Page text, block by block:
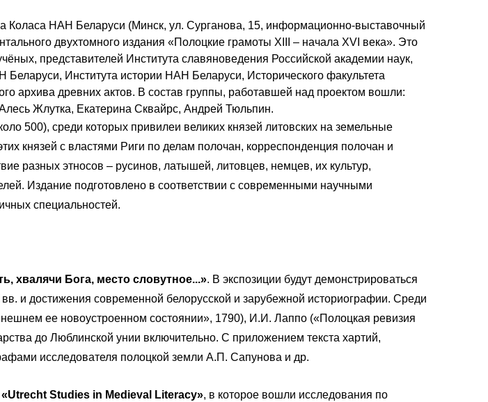
Коласа НАН Беларуси (Минск, ул. Сурганова, 15, информационно-выставочный
двухтомного издания «Полоцкие грамоты XIII – начала XVI века». Это
представителей Института славяноведения Российской академии наук,
Института истории НАН Беларуси, Исторического факультета
архива древних актов. В состав группы, работавшей над проектом вошли:
Жлутка, Екатерина Сквайрс, Андрей Тюльпин.
500), среди которых привилеи великих князей литовских на земельные
князей с властями Риги по делам полочан, корреспонденция полочан и
разных этносов – русинов, латышей, литовцев, немцев, их культур,
Издание подготовлено в соответствии с современными научными
специальностей.
хвалячи Бога, место словутное...». В экспозиции будут демонстрироваться
и достижения современной белорусской и зарубежной историографии. Среди
ее новоустроенном состоянии», 1790), И.И. Лаппо («Полоцкая ревизия
до Люблинской унии включительно. С приложением текста хартий,
исследователя полоцкой земли А.П. Сапунова и др.
«Utrecht Studies in Medieval Literacy», в которое вошли исследования по